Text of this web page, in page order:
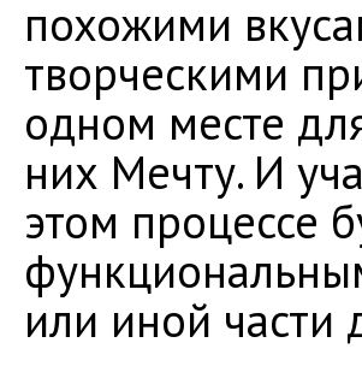
похожими
творческими
одном месте
них Мечту. И
этом процессе
или иной части